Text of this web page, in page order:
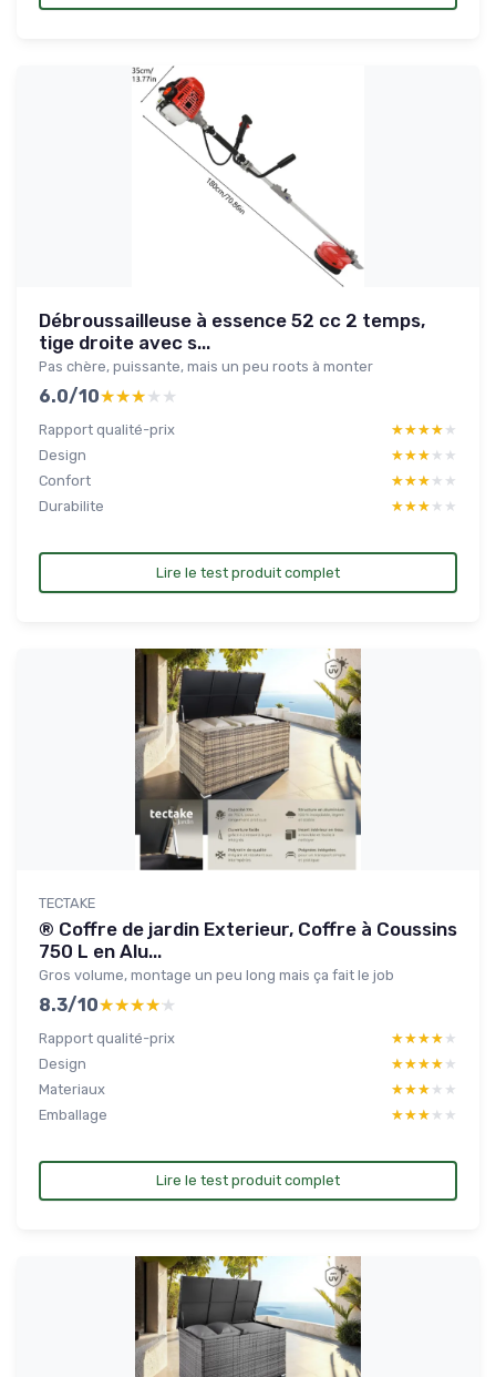
Débroussailleuse à essence 52 cc 2 temps,
tige droite avec s...
Pas chère, puissante, mais un peu roots à monter
6.0/10★★★★★
★★★★★
Rapport qualité-prix ★★★★★
★★★★★
Design
★★★★★
★★★★★
Confort
★★★★★
★★★★★
Durabilite
★★★★★
★★★★★
Lire le test produit complet
TECTAKE
® Coffre de jardin Exterieur, Coffre à Coussins
750 L en Alu...
Gros volume, montage un peu long mais ça fait le job
8.3/10★★★★★
★★★★★
Rapport qualité-prix ★★★★★
★★★★★
Design
★★★★★
★★★★★
Materiaux
★★★★★
★★★★★
Emballage
★★★★★
★★★★★
Lire le test produit complet